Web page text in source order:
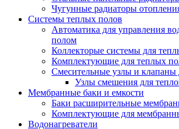
Чугунные радиаторы
Системы теплых полов
Автоматика для управления
полом
Коллекторые системы для
Комплектующие для теплых
Смесительные узлы и клапаны
Узлы смешения для
Мембранные баки и емкости
Баки расширительные
Комплектующие для
Водонагреватели